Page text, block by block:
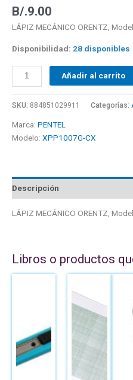
B/.9.00
LÁPIZ MECÁNICO ORENTZ,
Disponibilidad: 28 disponibles
Añadir al carrito
SKU: 884851029911 Categorías:
Marca: PENTEL
Modelo: XPP1007G-CX
Descripción
LÁPIZ MECÁNICO ORENTZ,
Libros o productos